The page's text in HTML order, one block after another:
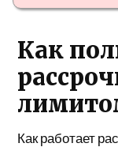
Как
Как работает